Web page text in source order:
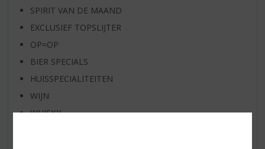
SPIRIT VAN DE MAAND
EXCLUSIEF TOPSLIJTER
OP=OP
BIER SPECIALS
HUISSPECIALITEITEN
WIJN
WHISKY